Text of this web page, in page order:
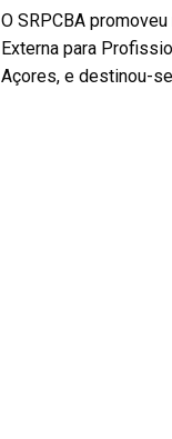
O SRPCBA
Externa para
Açores, e destinou-